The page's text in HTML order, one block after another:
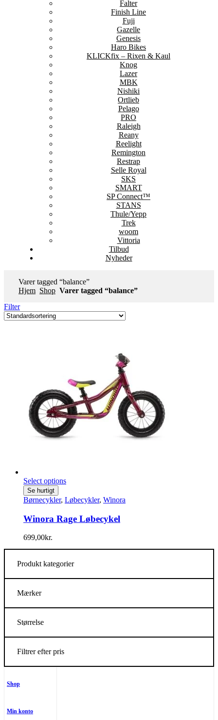
Falter
Finish Line
Fuji
Gazelle
Genesis
Haro Bikes
KLICKfix – Rixen & Kaul
Knog
Lazer
MBK
Nishiki
Ortlieb
Pelago
PRO
Raleigh
Reany
Reelight
Remington
Restrap
Selle Royal
SKS
SMART
SP Connect™
STANS
Thule/Yepp
Trek
woom
Vittoria
Tilbud
Nyheder
Varer tagged “balance”
Hjem Shop Varer tagged “balance”
Filter
Select options
Se hurtigt
Børnecykler, Løbecykler, Winora
Winora Rage Løbecykel
699,00kr.
Produkt kategorier
Mærker
Størrelse
Filtrer efter pris
Shop
Min konto